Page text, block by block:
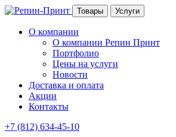
Товары Услуги
О компании
О компании Репин Принт
Портфолио
Цены на услуги
Новости
Доставка и оплата
Акции
Контакты
+7 (812) 634-45-10